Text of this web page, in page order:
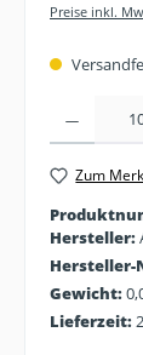
Preise inkl.
Zum
Hersteller:
Hersteller-
Gewicht:
Lieferzeit: